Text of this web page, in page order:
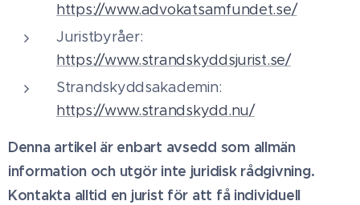
https://www.advokatsamfundet.se/
Juristbyråer:
https://www.strandskyddsjurist.se/
Strandskyddsakademin:
https://www.strandskydd.nu/
Denna artikel är enbart avsedd som allmän
information och utgör inte juridisk rådgivning.
Kontakta alltid en jurist för att få individuell